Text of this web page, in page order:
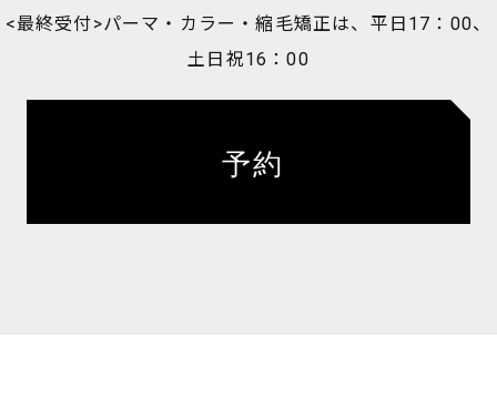
<最終受付>パーマ・カラー・縮毛矯正は、平日17：00、
土日祝16：00
予約